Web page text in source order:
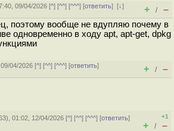
09/04/2026 [^] [^^] [^^^] [ответить][↓]
+ / –
поэтому вообще не вдупляю почему в
одновременно в ходу apt, apt-get, dpkg
04/2026 [^] [^^] [^^^] [ответить]
+ / –
), 01:02, 12/04/2026 [^] [^^] [^^^] [ответить]
+1
+ / –